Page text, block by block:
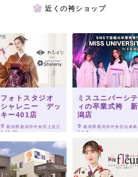
近くの袴ショップ
フォトスタジオ
シャレニー デッ
キー401店
新潟県新潟市中央区上近江
4-12-20
ミスユニバーシテ
ィの卒業式袴 新
潟店
新潟県新潟市中央区出来島
2-1-6